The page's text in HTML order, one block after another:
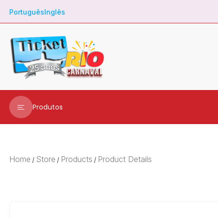
PortuguêsInglês
Produtos
Transfer
Home / Store / Products / Product Details